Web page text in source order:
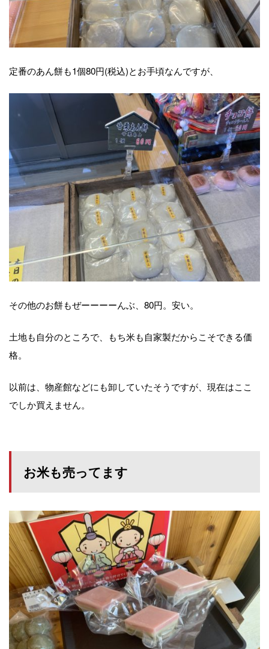
定番のあん餅も1個80円(税込)とお手頃なんですが、
その他のお餅もぜーーーーんぶ、80円。安い。
土地も自分のところで、もち米も自家製だからこそできる価
格。
以前は、物産館などにも卸していたそうですが、現在はここ
でしか買えません。
お米も売ってます